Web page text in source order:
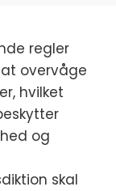
regler
overvåge
hvilket
og
skal